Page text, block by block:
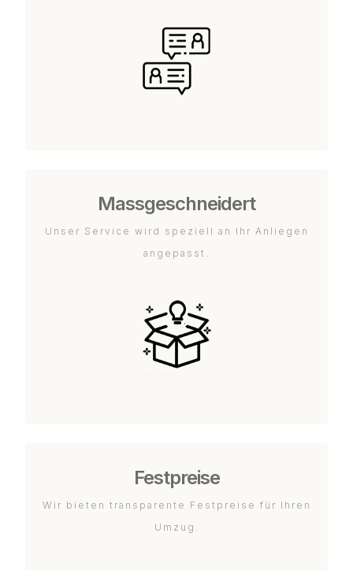
Massgeschneidert
Unser Service wird speziell an Ihr Anliegen
angepasst.
Festpreise
Wir bieten transparente Festpreise für Ihren
Umzug.